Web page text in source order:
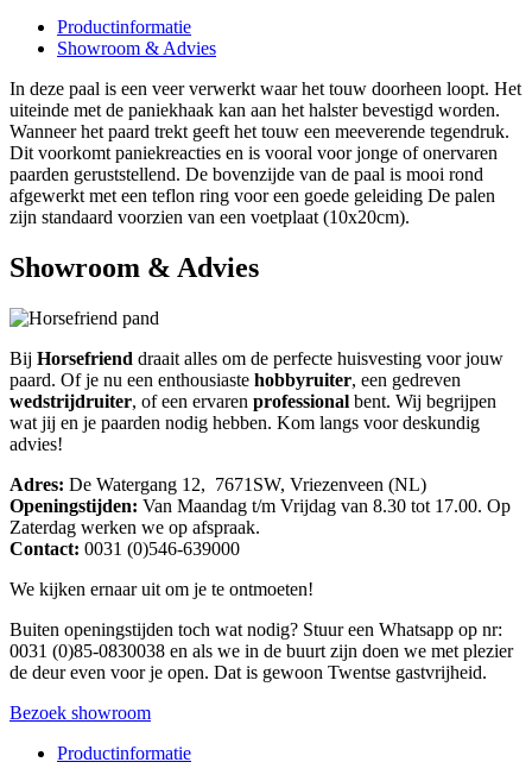
Productinformatie
Showroom & Advies
In deze paal is een veer verwerkt waar het touw doorheen loopt. Het
uiteinde met de paniekhaak kan aan het halster bevestigd worden.
Wanneer het paard trekt geeft het touw een meeverende tegendruk.
Dit voorkomt paniekreacties en is vooral voor jonge of onervaren
paarden geruststellend. De bovenzijde van de paal is mooi rond
afgewerkt met een teflon ring voor een goede geleiding De palen
zijn standaard voorzien van een voetplaat (10x20cm).
Showroom & Advies
Bij Horsefriend draait alles om de perfecte huisvesting voor jouw
paard. Of je nu een enthousiaste hobbyruiter, een gedreven
wedstrijdruiter, of een ervaren professional bent. Wij begrijpen
wat jij en je paarden nodig hebben. Kom langs voor deskundig
advies!
Adres: De Watergang 12, 7671SW, Vriezenveen (NL)
Openingstijden: Van Maandag t/m Vrijdag van 8.30 tot 17.00. Op
Zaterdag werken we op afspraak.
Contact: 0031 (0)546-639000
We kijken ernaar uit om je te ontmoeten!
Buiten openingstijden toch wat nodig? Stuur een Whatsapp op nr:
0031 (0)85-0830038 en als we in de buurt zijn doen we met plezier
de deur even voor je open. Dat is gewoon Twentse gastvrijheid.
Bezoek showroom
Productinformatie